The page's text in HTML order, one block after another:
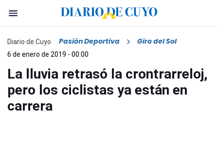
Diario de Cuyo Pasión Deportiva Giro del Sol
6 de enero de 2019 - 00:00
La lluvia retrasó la crontrarreloj,
pero los ciclistas ya están en
carrera